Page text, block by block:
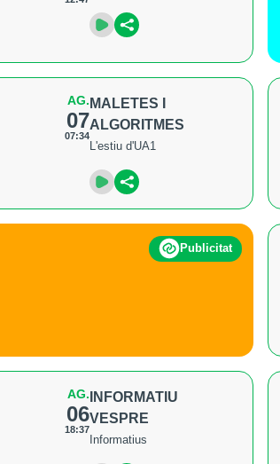
AG.
07
07:34
MALETES I
ALGORITMES
L'estiu d'UA1
Publicitat
AG.
06
18:37
INFORMATIU
VESPRE
Informatius